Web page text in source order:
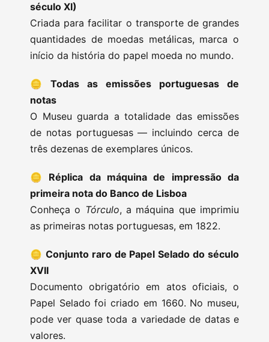
século XI)
Criada para facilitar o transporte de grandes
quantidades de moedas metálicas, marca o
início da história do papel moeda no mundo.
🪙 Todas as emissões portuguesas de
notas
O Museu guarda a totalidade das emissões
de notas portuguesas — incluindo cerca de
três dezenas de exemplares únicos.
🪙 Réplica da máquina de impressão da
primeira nota do Banco de Lisboa
Conheça o Tórculo, a máquina que imprimiu
as primeiras notas portuguesas, em 1822.
🪙 Conjunto raro de Papel Selado do século
XVII
Documento obrigatório em atos oficiais, o
Papel Selado foi criado em 1660. No museu,
pode ver quase toda a variedade de datas e
valores.